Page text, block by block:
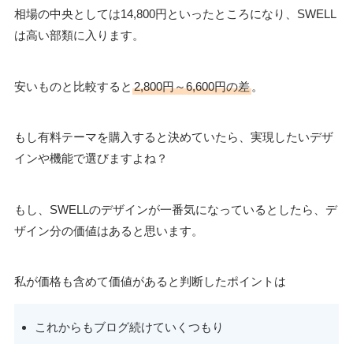
相場の中央としては14,800円といったところになり、SWELL
は高い部類に入ります。
安いものと比較すると 2,800円～6,600円の差。
もし有料テーマを購入すると決めていたら、実現したいデザ
インや機能で選びますよね？
もし、SWELLのデザインが一番気になっているとしたら、デ
ザイン分の価値はあると思います。
私が価格も含めて価値があると判断したポイントは
これからもブログ続けていくつもり